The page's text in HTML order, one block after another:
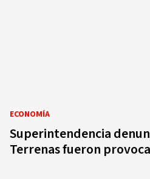
ECONOMÍA
Superintendencia
Terrenas fueron